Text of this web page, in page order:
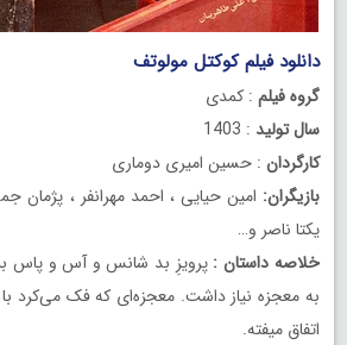
دانلود فیلم کوکتل مولوتف
گروه فیلم : کمدی
سال تولید : 1403
کارگردان : حسین امیری دوماری
بازیگران: امین حیایی ، احمد مهرانفر ، پژمان
یکتا ناصر و…
خلاصه داستان : پرویزِ بد شانس و آس و ‌پاس
به معجزه نیاز داشت. معجزه‌ای که فک می‌کرد
اتفاق میفته.